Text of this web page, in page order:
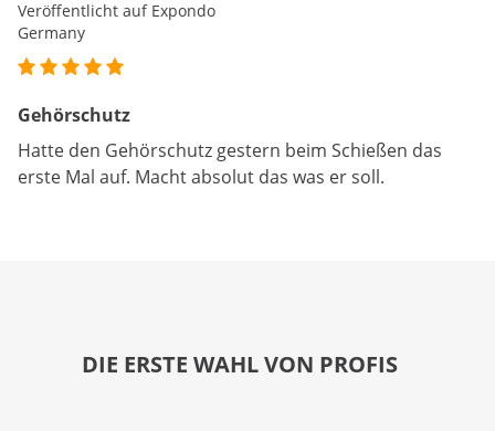
Veröffentlicht auf Expondo
Germany
Gehörschutz
Hatte den Gehörschutz gestern beim Schießen das
erste Mal auf. Macht absolut das was er soll.
DIE ERSTE WAHL VON PROFIS